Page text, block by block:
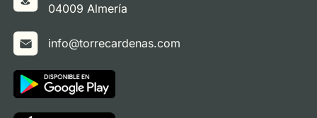
04009 Almería
info@torrecardenas.com